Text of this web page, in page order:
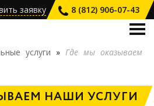
заявку 8 (812) 906-07-43
услуги » Где мы оказываем
НАШИ УСЛУГИ